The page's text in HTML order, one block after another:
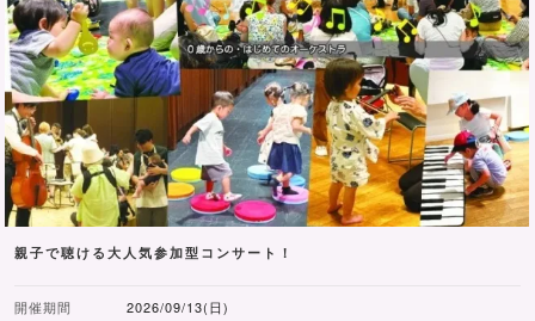
親子で聴ける大人気参加型コンサート！
開催期間 2026/09/13(日)